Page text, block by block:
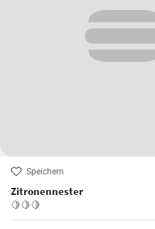
Speichern
Zitronennester
🍋🍋🍋